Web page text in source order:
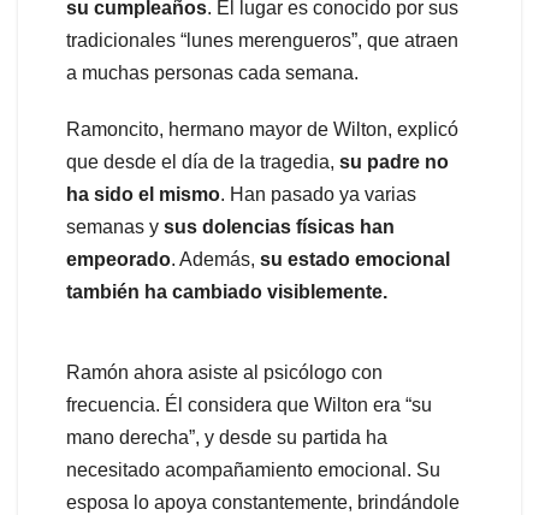
su cumpleaños. El lugar es conocido por sus
tradicionales “lunes merengueros”, que atraen
a muchas personas cada semana.
Ramoncito, hermano mayor de Wilton, explicó
que desde el día de la tragedia, su padre no
ha sido el mismo. Han pasado ya varias
semanas y sus dolencias físicas han
empeorado. Además, su estado emocional
también ha cambiado visiblemente.
Ramón ahora asiste al psicólogo con
frecuencia. Él considera que Wilton era “su
mano derecha”, y desde su partida ha
necesitado acompañamiento emocional. Su
esposa lo apoya constantemente, brindándole